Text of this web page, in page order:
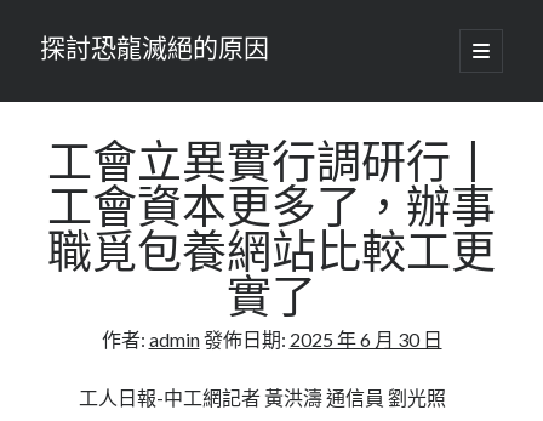
探討恐龍滅絕的原因
開
啟
要
單
工會立異實行調研行丨
工會資本更多了，辦事
職覓包養網站比較工更
實了
作者: admin發佈日期: 2025 年 6 月 30 日
工人日報-中工網記者 黃洪濤 通信員 劉光照